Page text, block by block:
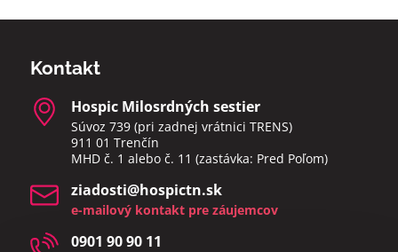
Kontakt
Hospic Milosrdných sestier
Súvoz 739 (pri zadnej vrátnici TRENS)
911 01 Trenčín
MHD č. 1 alebo č. 11 (zastávka: Pred Poľom)
ziadosti​@hospictn​.sk
e-mailový kontakt pre záujemcov
0901 90 90 11